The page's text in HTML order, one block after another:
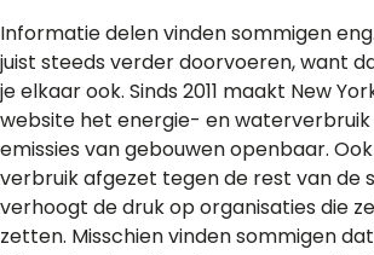
Informatie delen vinden sommigen
juist steeds verder doorvoeren, want
je elkaar ook. Sinds 2011 maakt New
website het energie- en waterverbruik
emissies van gebouwen openbaar.
verbruik afgezet tegen de rest van de
verhoogt de druk op organisaties die
zetten. Misschien vinden sommigen